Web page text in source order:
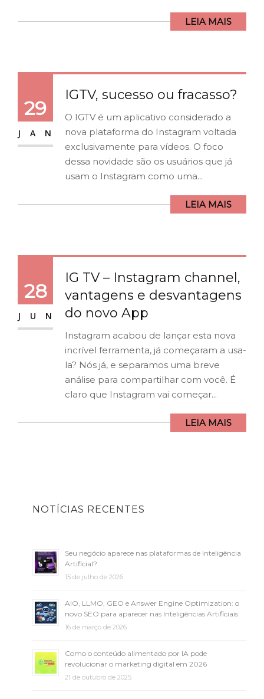
LEIA MAIS
29
JAN
IGTV, sucesso ou fracasso?
O IGTV é um aplicativo considerado a
nova plataforma do Instagram voltada
exclusivamente para vídeos. O foco
dessa novidade são os usuários que já
usam o Instagram como uma...
LEIA MAIS
28
JUN
IG TV – Instagram channel,
vantagens e desvantagens
do novo App
Instagram acabou de lançar esta nova
incrível ferramenta, já começaram a usa-
la? Nós já, e separamos uma breve
análise para compartilhar com você. É
claro que Instagram vai começar...
LEIA MAIS
NOTÍCIAS RECENTES
Seu negócio aparece nas plataformas de Inteligência
Artificial?
15 de julho de 2026
AIO, LLMO, GEO e Answer Engine Optimization: o
novo SEO para aparecer nas Inteligências Artificiais
16 de março de 2026
Como o conteúdo alimentado por IA pode
revolucionar o marketing digital em 2026
21 de outubro de 2025